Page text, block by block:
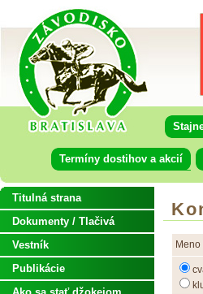
Termíny dostihov a akcií
Titulná strana
Dokumenty / Tlačivá
Vestník
Publikácie